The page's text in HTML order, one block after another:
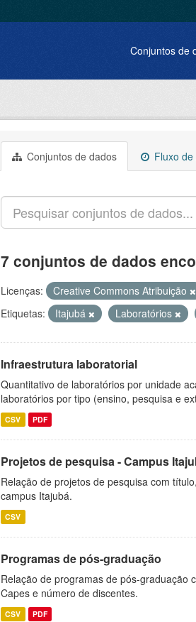
Conjuntos de
Conjuntos de dados Fluxo
7 conjuntos de dados
Licenças: Creative Commons Atribuição
Etiquetas:
Itajubá Laboratórios
Infraestrutura laboratorial
Quantitativo de laboratórios por unidade
laboratórios por tipo (ensino, pesquisa e
CSV PDF
Projetos de pesquisa - Campus
Relação de projetos de pesquisa com
campus Itajubá.
CSV
Programas de pós-graduação
Relação de programas de pós-graduação
Capes e número de discentes.
CSV PDF